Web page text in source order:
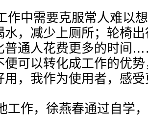
作中需要克服常人难以
水，减少上厕所；轮椅
普通人花费更多的时间
便可以转化成工作的优势
用，我作为使用者，感受
工作，徐燕春通过自学